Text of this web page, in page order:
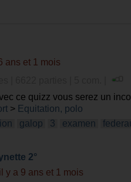
ans et 1 mois
ce quizz vous serez un
> Equitation, polo
galop 3 examen
2°
il y a 9 ans et 1 mois